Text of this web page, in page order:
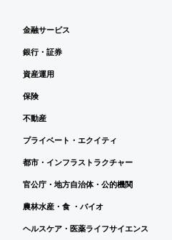
金融サービス
銀行・証券
資産運用
保険
不動産
プライベート・エクイティ
都市・インフラストラクチャー
官公庁・地方自治体・公的機関
農林水産・食 ・バイオ
ヘルスケア・医薬ライフサイエンス